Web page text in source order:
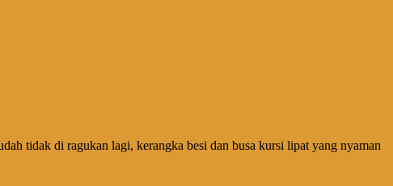
tidak di ragukan lagi, kerangka besi dan busa kursi lipat yang nyaman